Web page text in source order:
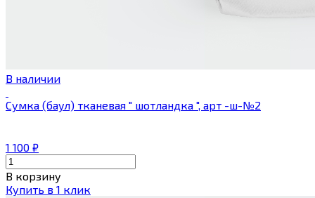
В наличии
Сумка (баул) тканевая " шотландка ", арт -ш-№2
1 100 ₽
В корзину
Купить в 1 клик